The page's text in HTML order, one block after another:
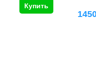
Купить